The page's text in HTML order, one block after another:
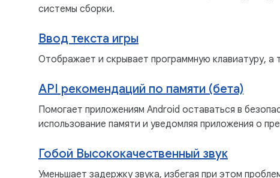
системы сборки.
Ввод текста игры
Отображает и скрывает программную клавиатуру, а
API рекомендаций по памяти (бета)
Помогает приложениям Android оставаться в
использование памяти и уведомляя приложения о
Гобой Высококачественный звук
Уменьшает задержку звука, избегая при этом